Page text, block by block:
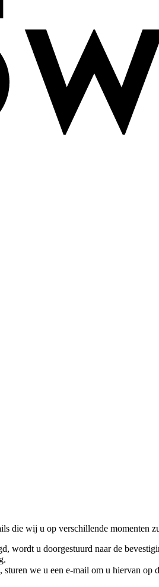
die wij u op verschillende momenten
wordt u doorgestuurd naar de
we u een e-mail om u hiervan